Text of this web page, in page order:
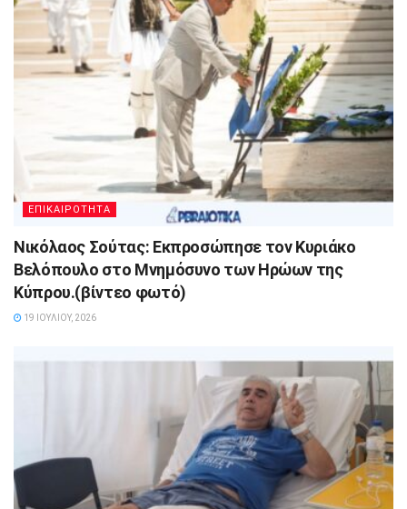
ΕΠΙΚΑΙΡΟΤΗΤΑ
Νικόλαος Σούτας: Εκπροσώπησε τον Κυριάκο
Βελόπουλο στο Μνημόσυνο των Ηρώων της
Κύπρου.(βίντεο φωτό)
19 ΙΟΥΛΊΟΥ, 2026